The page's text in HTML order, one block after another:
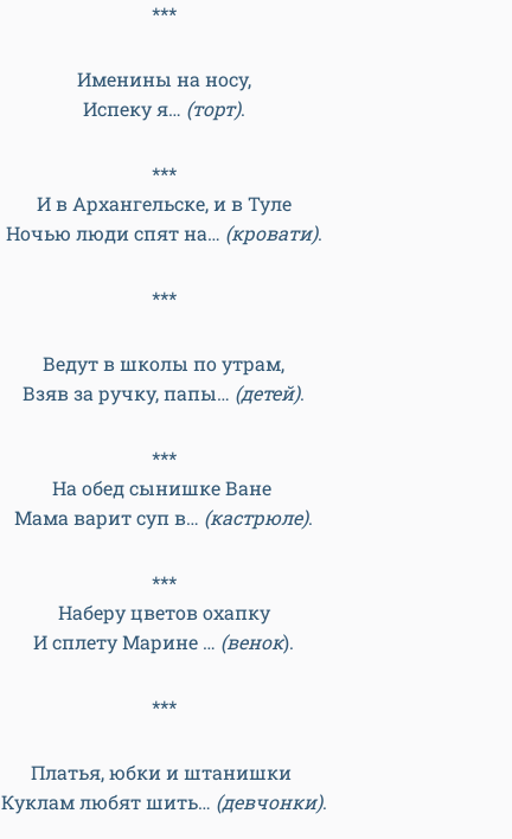
***
Именины на носу,
Испеку я… (торт).
***
И в Архангельске, и в Туле
Ночью люди спят на… (кровати).
***
Ведут в школы по утрам,
Взяв за ручку, папы… (детей).
***
На обед сынишке Ване
Мама варит суп в… (кастрюле).
***
Наберу цветов охапку
И сплету Марине … (венок).
***
Платья, юбки и штанишки
Куклам любят шить… (девчонки).